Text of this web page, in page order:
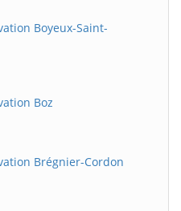
Boyeux-Saint-
Boz
Brégnier-Cordon